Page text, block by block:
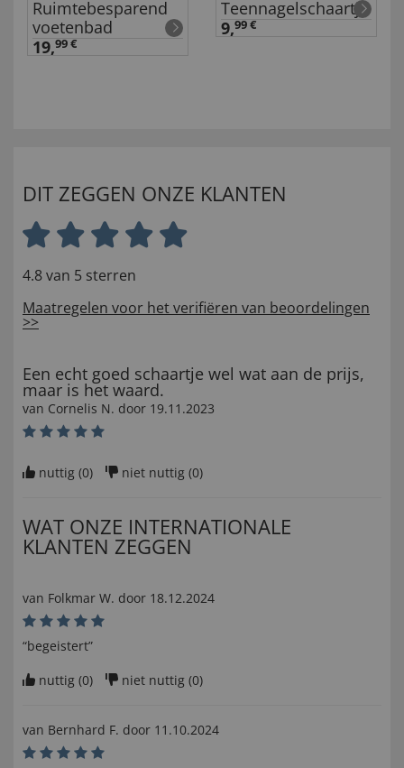
Ruimtebesparend
voetenbad
19,99 €
Teennagelschaartje
9,99 €
DIT ZEGGEN ONZE KLANTEN
4.8 van 5 sterren
Maatregelen voor het verifiëren van beoordelingen
>>
Een echt goed schaartje wel wat aan de prijs,
maar is het waard.
van Cornelis N. door 19.11.2023
nuttig (0) niet nuttig (0)
WAT ONZE INTERNATIONALE
KLANTEN ZEGGEN
van Folkmar W. door 18.12.2024
“begeistert”
nuttig (0) niet nuttig (0)
van Bernhard F. door 11.10.2024